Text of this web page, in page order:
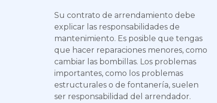
Su contrato de arrendamiento debe
explicar las responsabilidades de
mantenimiento. Es posible que tengas
que hacer reparaciones menores, como
cambiar las bombillas. Los problemas
importantes, como los problemas
estructurales o de fontanería, suelen
ser responsabilidad del arrendador.